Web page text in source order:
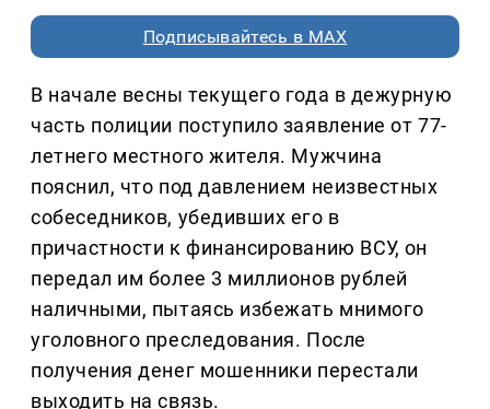
Подписывайтесь в MAX
В начале весны текущего года в дежурную
часть полиции поступило заявление от 77-
летнего местного жителя. Мужчина
пояснил, что под давлением неизвестных
собеседников, убедивших его в
причастности к финансированию ВСУ, он
передал им более 3 миллионов рублей
наличными, пытаясь избежать мнимого
уголовного преследования. После
получения денег мошенники перестали
выходить на связь.